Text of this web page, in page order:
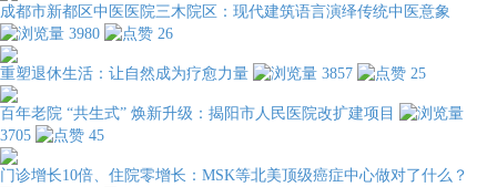
成都市新都区中医医院三木院区：现代建筑语言演绎传统中医意象
3980
26
重塑退休生活：让自然成为疗愈力量 3857 25
百年老院 “共生式” 焕新升级：揭阳市人民医院改扩建项目
3705
45
门诊增长10倍、住院零增长：MSK等北美顶级癌症中心做对了什么？